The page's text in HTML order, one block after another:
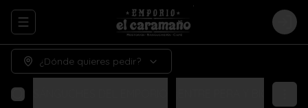
Abrir menu de navegación Login
¿Dónde quieres pedir?